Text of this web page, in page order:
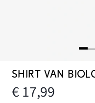
SHIRT VAN
€ 17,99